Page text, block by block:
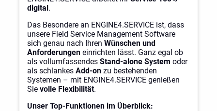
digital.
Das Besondere an ENGINE4.SERVICE ist, dass
unsere Field Service Management Software
sich genau nach Ihren Wünschen und
Anforderungen einrichten lässt. Ganz egal ob
als vollumfassendes Stand-alone System oder
als schlankes Add-on zu bestehenden
Systemen – mit ENGINE4.SERVICE genießen
Sie volle Flexibilität.
Unser Top-Funktionen im Überblick: